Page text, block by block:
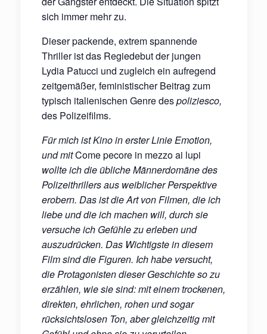
sich immer mehr zu.
Dieser packende, extrem spannende
Thriller ist das Regiedebut der jungen
Lydia Patucci und zugleich ein aufregend
zeitgemäßer, feministischer Beitrag zum
typisch italienischen Genre despoliziesco,
des Polizeifilms.
Für mich ist Kino in erster Linie Emotion,
und mitCome pecore in mezzo ai lupi
wollte ich die übliche Männerdomäne des
Polizeithrillers aus weiblicher Perspektive
erobern. Das ist die Art von Filmen, die ich
liebe und die ich machen will, durch sie
versuche ich Gefühle zu erleben und
auszudrücken. Das Wichtigste in diesem
Film sind die Figuren. Ich habe versucht,
die Protagonisten dieser Geschichte so zu
erzählen, wie sie sind: mit einem trockenen,
direkten, ehrlichen, rohen und sogar
rücksichtslosen Ton, abergleichzeitig mit